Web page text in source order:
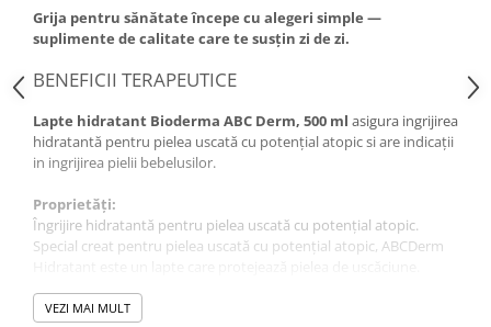
Grija pentru sănătate începe cu alegeri simple —
suplimente de calitate care te susțin zi de zi.
BENEFICII TERAPEUTICE
Lapte hidratant Bioderma ABC Derm, 500 ml asigura ingrijirea
hidratantă pentru pielea uscată cu potențial atopicsi are indicații
in ingrijirea pielii bebelusilor.
Proprietăți:
Îngrijire hidratantă pentru pielea uscată cu potențial atopic.
Special creat pentru pielea uscată cu potențial atopic, ABCDerm
hrănește în mod durabil pielea.
VEZI MAI MULT